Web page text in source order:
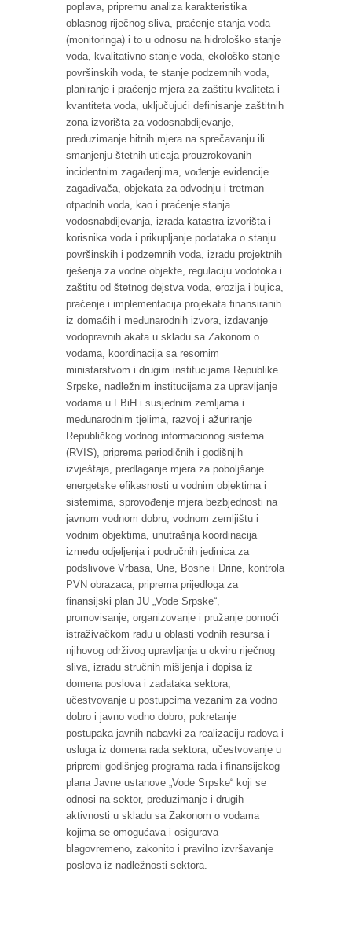
poplava, pripremu analiza karakteristika
oblasnog riječnog sliva, praćenje stanja voda
(monitoringa) i to u odnosu na hidrološko stanje
voda, kvalitativno stanje voda, ekološko stanje
površinskih voda, te stanje podzemnih voda,
planiranje i praćenje mjera za zaštitu kvaliteta i
kvantiteta voda, uključujući definisanje zaštitnih
zona izvorišta za vodosnabdijevanje,
preduzimanje hitnih mjera na sprečavanju ili
smanjenju štetnih uticaja prouzrokovanih
incidentnim zagađenjima, vođenje evidencije
zagađivača, objekata za odvodnju i tretman
otpadnih voda, kao i praćenje stanja
vodosnabdijevanja, izrada katastra izvorišta i
korisnika voda i prikupljanje podataka o stanju
površinskih i podzemnih voda, izradu projektnih
rješenja za vodne objekte, regulaciju vodotoka i
zaštitu od štetnog dejstva voda, erozija i bujica,
praćenje i implementacija projekata finansiranih
iz domaćih i međunarodnih izvora, izdavanje
vodopravnih akata u skladu sa Zakonom o
vodama, koordinacija sa resornim
ministarstvom i drugim institucijama Republike
Srpske, nadležnim institucijama za upravljanje
vodama u FBiH i susjednim zemljama i
međunarodnim tjelima, razvoj i ažuriranje
Republičkog vodnog informacionog sistema
(RVIS), priprema periodičnih i godišnjih
izvještaja, predlaganje mjera za poboljšanje
energetske efikasnosti u vodnim objektima i
sistemima, sprovođenje mjera bezbjednosti na
javnom vodnom dobru, vodnom zemljištu i
vodnim objektima, unutrašnja koordinacija
između odjeljenja i područnih jedinica za
podslivove Vrbasa, Une, Bosne i Drine, kontrola
PVN obrazaca, priprema prijedloga za
finansijski plan JU „Vode Srpske“,
promovisanje, organizovanje i pružanje pomoći
istraživačkom radu u oblasti vodnih resursa i
njihovog održivog upravljanja u okviru riječnog
sliva, izradu stručnih mišljenja i dopisa iz
domena poslova i zadataka sektora,
učestvovanje u postupcima vezanim za vodno
dobro i javno vodno dobro, pokretanje
postupaka javnih nabavki za realizaciju radova i
usluga iz domena rada sektora, učestvovanje u
pripremi godišnjeg programa rada i finansijskog
plana Javne ustanove „Vode Srpske“ koji se
odnosi na sektor, preduzimanje i drugih
aktivnosti u skladu sa Zakonom o vodama
kojima se omogućava i osigurava
blagovremeno, zakonito i pravilno izvršavanje
poslova iz nadležnosti sektora.